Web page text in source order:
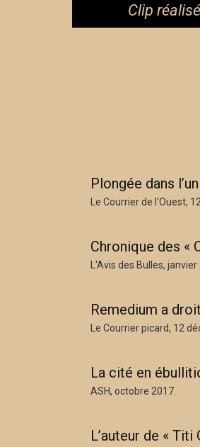
Clip
Plongée dans
Le Courrier de l'Ouest,
Chronique des «
L'Avis des Bulles, janvier
Remedium a
Le Courrier picard, 12
La cité en
ASH, octobre 2017.
L’auteur de «